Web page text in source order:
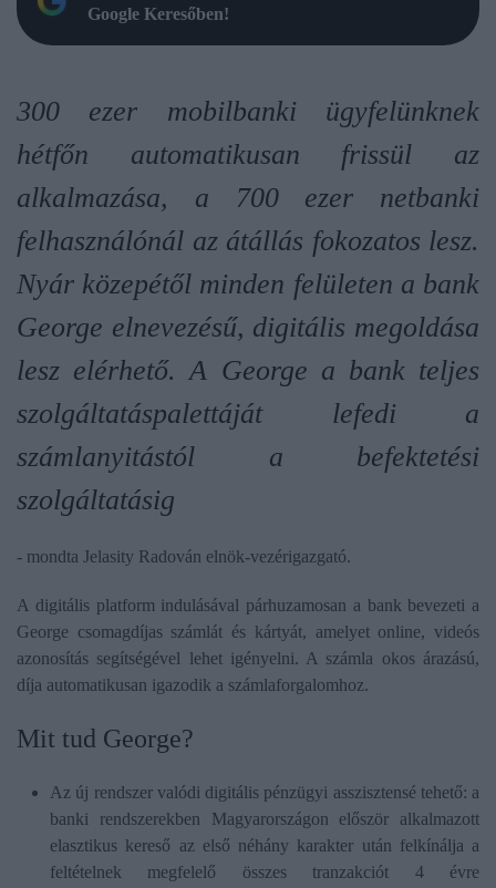
Google Keresőben!
300 ezer mobilbanki ügyfelünknek
hétfőn automatikusan frissül az
alkalmazása, a 700 ezer netbanki
felhasználónál az átállás fokozatos lesz.
Nyár közepétől minden felületen a bank
George elnevezésű, digitális megoldása
lesz elérhető. A George a bank teljes
szolgáltatáspalettáját lefedi a
számlanyitástól a befektetési
szolgáltatásig
- mondta Jelasity Radován elnök-vezérigazgató.
A digitális platform indulásával párhuzamosan a bank bevezeti a
George csomagdíjas számlát és kártyát, amelyet online, videós
azonosítás segítségével lehet igényelni. A számla okos árazású,
díja automatikusan igazodik a számlaforgalomhoz.
Mit tud George?
Az új rendszer valódi digitális pénzügyi asszisztensé tehető: a
banki rendszerekben Magyarországon először alkalmazott
elasztikus kereső az első néhány karakter után felkínálja a
feltételnek megfelelő összes tranzakciót 4 évre